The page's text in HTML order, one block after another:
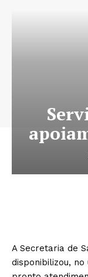
A Secretaria de
disponibilizou,